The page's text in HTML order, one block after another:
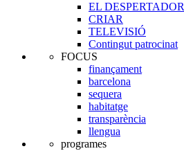
EL DESPERTADOR
CRIAR
TELEVISIÓ
Contingut patrocinat
FOCUS
finançament
barcelona
sequera
habitatge
transparència
llengua
programes